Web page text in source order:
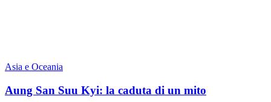
Asia e Oceania
Aung San Suu Kyi: la caduta di un mito